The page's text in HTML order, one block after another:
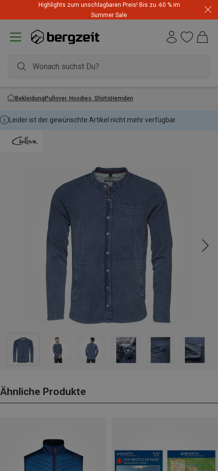
Highlights zum unschlagbaren Preis! Bis zu -60 % im
Summer Sale
BekleidungPullover, Hoodies, ShirtsHemden
Leider ist der gewünschte Artikel nicht mehr verfügbar.
Ähnliche Produkte